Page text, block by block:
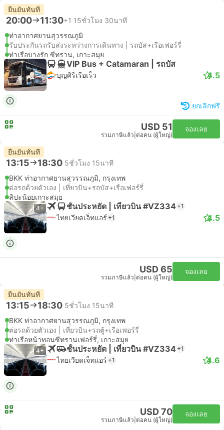
ยืนยันทันที
20:00 11:30+1 15ชั่วโมง 30นาที
ท่าอากาศยานสุวรรณภูมิ
รับประกันรถรับส่งระหว่างการเดินทาง | รถบัส+เรือเฟอร์รี่
ท่าเรือบางรัก ซีทราน, เกาะสมุย
VIP Bus + Catamaran | รถบัส
บุญศิริเรือเร็ว 4.5
ยกเลิกฟรี
USD 51
รวมภาษีแล้ว ต่อคน (ผู้ใหญ่)
จองเลย
ยืนยันทันที
13:15 18:30 5ชั่วโมง 15นาที
BKK ท่าอากาศยานสุวรรณภูมิ, กรุงเทพ
ต่อรถด้วยตัวเอง | เที่ยวบิน+รถบัส+เรือเฟอร์รี่
ลิปะน้อยเกาะสมุย
4+ ชั้นประหยัด | เที่ยวบิน #VZ334 +1
ไทยเวียดเจ็ทแอร์ +1 4.5
USD 65
รวมภาษีแล้ว ต่อคน (ผู้ใหญ่)
จองเลย
ยืนยันทันที
13:15 18:30 5ชั่วโมง 15นาที
BKK ท่าอากาศยานสุวรรณภูมิ, กรุงเทพ
ต่อรถด้วยตัวเอง | เที่ยวบิน+รถตู้+เรือเฟอร์รี่
ท่าเรือหน้าทอนซีทรานเฟอร์รี่, เกาะสมุย
4+ ชั้นประหยัด | เที่ยวบิน #VZ334 +1
ไทยเวียดเจ็ทแอร์ +1 4.6
USD 70
รวมภาษีแล้ว ต่อคน (ผู้ใหญ่)
จองเลย